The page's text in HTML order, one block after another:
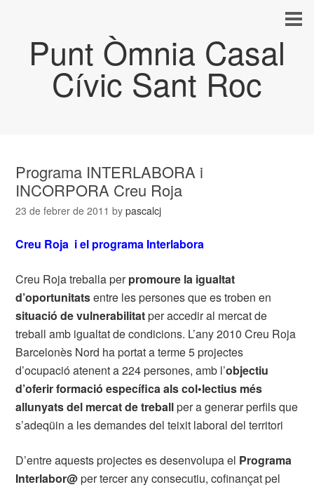
Punt Òmnia Casal
Cívic Sant Roc
Programa INTERLABORA i
INCORPORA Creu Roja
23 de febrer de 2011 bypascalcj
Creu Roja i el programa Interlabora
Creu Roja treballa perpromoure la igualtat
d’oportunitatsentre les persones que es troben en
situació de vulnerabilitatper accedir al mercat de
treball amb igualtat de condicions. L’any 2010 Creu Roja
Barcelonès Nord ha portat a terme 5 projectes
d’ocupació atenent a 224 persones, amb l’objectiu
d’oferir formació específica als col•lectius més
allunyats del mercat de treballper a generar perfils que
s’adeqüin a les demandes del teixit laboral del territori
D’entre aquests projectes es desenvolupa el Programa
Interlabor@per tercer any consecutiu, cofinançat pel